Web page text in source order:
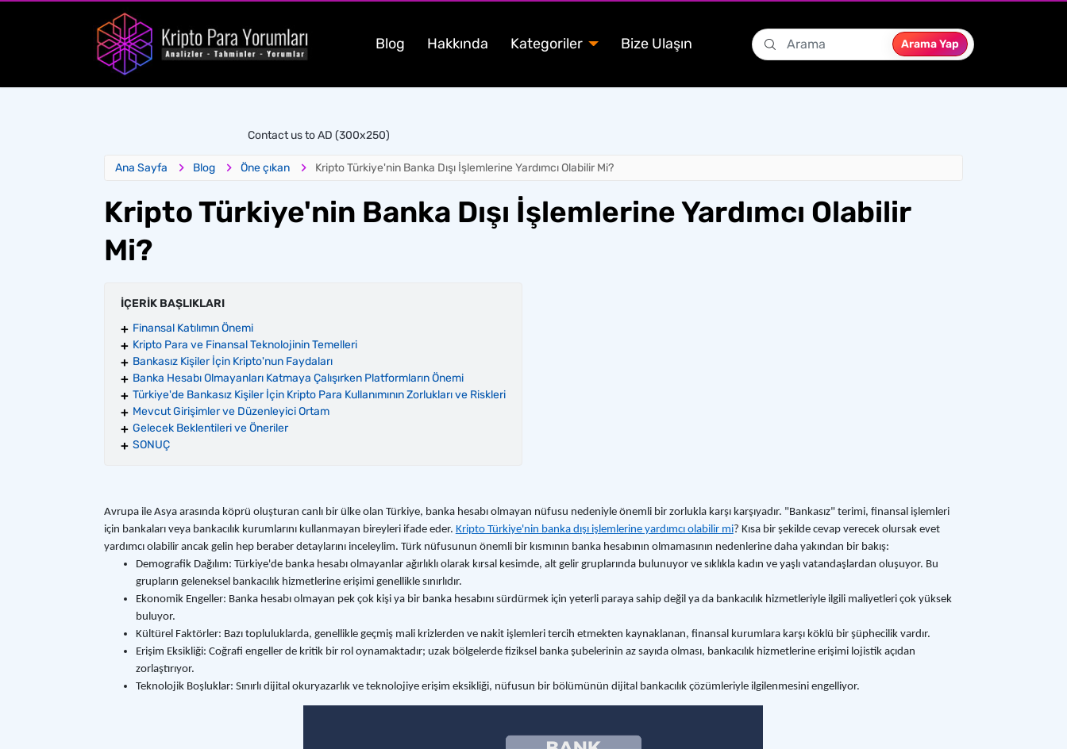
Blog Hakkında Kategoriler Bize Ulaşın Arama Yap
Contact us to AD (300x250)
Ana Sayfa Blog Öne çıkan Kripto Türkiye'nin Banka Dışı İşlemlerine Yardımcı Olabilir Mi?
Kripto Türkiye'nin Banka Dışı İşlemlerine Yardımcı Olabilir
Mi?
İÇERİK BAŞLIKLARI
Finansal Katılımın Önemi
Kripto Para ve Finansal Teknolojinin Temelleri
Bankasız Kişiler İçin Kripto'nun Faydaları
Banka Hesabı Olmayanları Katmaya Çalışırken Platformların Önemi
Türkiye'de Bankasız Kişiler İçin Kripto Para Kullanımının Zorlukları ve Riskleri
Mevcut Girişimler ve Düzenleyici Ortam
Gelecek Beklentileri ve Öneriler
SONUÇ
Avrupa ile Asya arasında köprü oluşturan canlı bir ülke olan Türkiye, banka hesabı olmayan nüfusu nedeniyle önemli bir zorlukla karşı karşıyadır. "Bankasız" terimi, finansal işlemleri
için bankaları veya bankacılık kurumlarını kullanmayan bireyleri ifade eder. Kripto Türkiye'nin banka dışı işlemlerine yardımcı olabilir mi? Kısa bir şekilde cevap verecek olursak evet
yardımcı olabilir ancak gelin hep beraber detaylarını inceleylim. Türk nüfusunun önemli bir kısmının banka hesabının olmamasının nedenlerine daha yakından bir bakış:
Demografik Dağılım: Türkiye'de banka hesabı olmayanlar ağırlıklı olarak kırsal kesimde, alt gelir gruplarında bulunuyor ve sıklıkla kadın ve yaşlı vatandaşlardan oluşuyor. Bu
grupların geleneksel bankacılık hizmetlerine erişimi genellikle sınırlıdır.
Ekonomik Engeller: Banka hesabı olmayan pek çok kişi ya bir banka hesabını sürdürmek için yeterli paraya sahip değil ya da bankacılık hizmetleriyle ilgili maliyetleri çok yüksek
buluyor.
Kültürel Faktörler: Bazı topluluklarda, genellikle geçmiş mali krizlerden ve nakit işlemleri tercih etmekten kaynaklanan, finansal kurumlara karşı köklü bir şüphecilik vardır.
Erişim Eksikliği: Coğrafi engeller de kritik bir rol oynamaktadır; uzak bölgelerde fiziksel banka şubelerinin az sayıda olması, bankacılık hizmetlerine erişimi lojistik açıdan
zorlaştırıyor.
Teknolojik Boşluklar: Sınırlı dijital okuryazarlık ve teknolojiye erişim eksikliği, nüfusun bir bölümünün dijital bankacılık çözümleriyle ilgilenmesini engelliyor.